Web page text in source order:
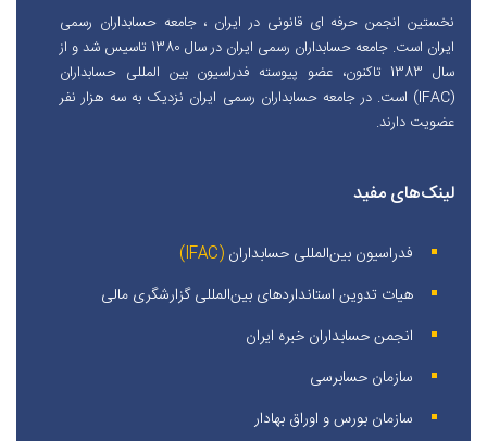
نخستین انجمن حرفه ای قانونی در ایران ، جامعه حسابداران رسمی
ایران است. جامعه حسابداران رسمی ایران در سال 1380 تاسیس شد و از
سال 1383 تاکنون، عضو پیوسته فدراسیون بین المللی حسابداران
(IFAC) است. در جامعه حسابداران رسمی ایران نزدیک به سه هزار نفر
عضویت دارند.
لینک‌های مفید
فدراسیون بین‌المللی حسابداران (IFAC)
هیات تدوین استانداردهای بین‌المللی گزارشگری مالی
انجمن حسابداران خبره ايران
سازمان حسابرسی
سازمان بورس و اوراق بهادار